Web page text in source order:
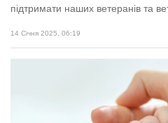
підтримати наших ветеранів та
14 Січня 2025, 06:19